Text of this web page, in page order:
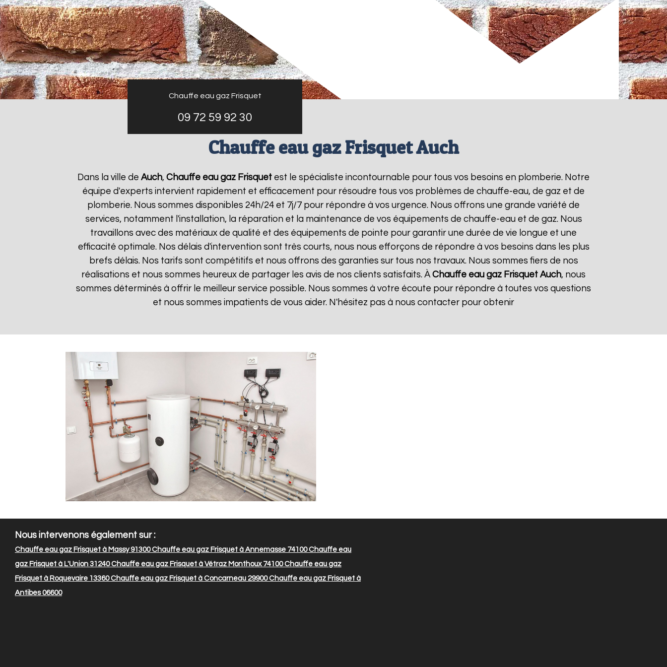
Chauffe eau gaz Frisquet
09 72 59 92 30
Chauffe eau gaz Frisquet Auch
Dans la ville de Auch, Chauffe eau gaz Frisquet est le spécialiste incontournable pour tous vos besoins en plomberie. Notre
équipe d'experts intervient rapidement et efficacement pour résoudre tous vos problèmes de chauffe-eau, de gaz et de
plomberie. Nous sommes disponibles 24h/24 et 7j/7 pour répondre à vos urgence. Nous offrons une grande variété de
services, notamment l'installation, la réparation et la maintenance de vos équipements de chauffe-eau et de gaz. Nous
travaillons avec des matériaux de qualité et des équipements de pointe pour garantir une durée de vie longue et une
efficacité optimale. Nos délais d'intervention sont très courts, nous nous efforçons de répondre à vos besoins dans les plus
brefs délais. Nos tarifs sont compétitifs et nous offrons des garanties sur tous nos travaux. Nous sommes fiers de nos
réalisations et nous sommes heureux de partager les avis de nos clients satisfaits. ÀChauffe eau gaz Frisquet Auch, nous
sommes déterminés à offrir le meilleur service possible. Nous sommes à votre écoute pour répondre à toutes vos questions
et nous sommes impatients de vous aider. N'hésitez pas à nous contacter pour obtenir
Nous intervenons également sur :
Chauffe eau gaz Frisquet à Massy 91300Chauffe eau gaz Frisquet à Annemasse 74100Chauffe eau
gaz Frisquet à L'Union 31240Chauffe eau gaz Frisquet à Vétraz Monthoux 74100Chauffe eau gaz
Frisquet à Roquevaire 13360Chauffe eau gaz Frisquet à Concarneau 29900Chauffe eau gaz Frisquet à
Antibes 06600